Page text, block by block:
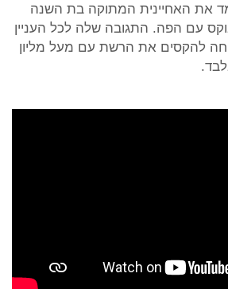
את האחיינית המתוקה בת השנה
עם הפה. התגובה שלה לכל העניין
להקסים את הרשת עם מעל מליון